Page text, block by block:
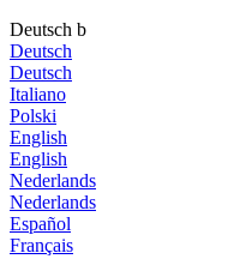
Deutsch b
Deutsch
Deutsch
Italiano
Polski
English
English
Nederlands
Nederlands
Español
Français